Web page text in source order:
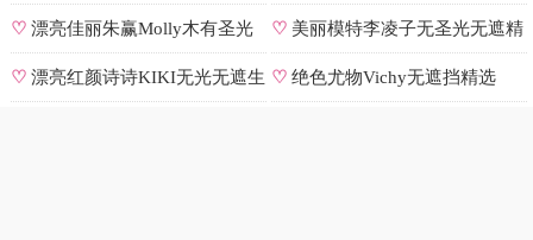
集 辑
♡漂亮佳丽朱赢Molly木有圣光
原图
♡ 美丽模特李凌子无圣光无遮精
选
♡漂亮红颜诗诗KIKI无光无遮生 ♡ 绝色尤物Vichy无遮挡精选